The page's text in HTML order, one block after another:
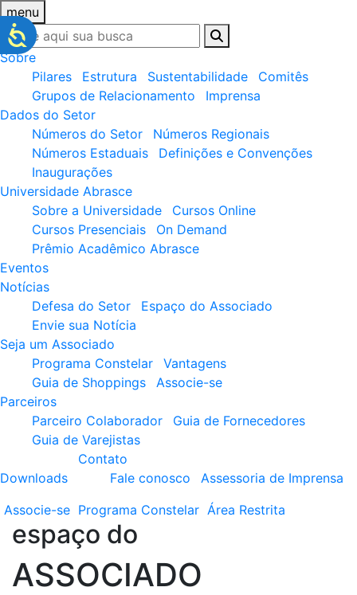
menu
Sobre
Pilares
Estrutura Sustentabilidade
Comitês
Grupos de Relacionamento
Imprensa
Dados do Setor
Números do Setor
Números Regionais
Números Estaduais
Definições e Convenções
Inaugurações
Universidade Abrasce
Sobre a Universidade
Cursos Online
Cursos Presenciais
On Demand
Prêmio Acadêmico Abrasce
Eventos
Notícias
Defesa do Setor
Espaço do Associado
Envie sua Notícia
Seja um Associado
Programa Constelar
Vantagens
Guia de Shoppings
Associe-se
Parceiros
Parceiro Colaborador
Guia de Fornecedores
Guia de Varejistas
Downloads
Contato
Fale conosco
Assessoria de Imprensa
Associe-se Programa Constelar Área Restrita
espaço do
ASSOCIADO